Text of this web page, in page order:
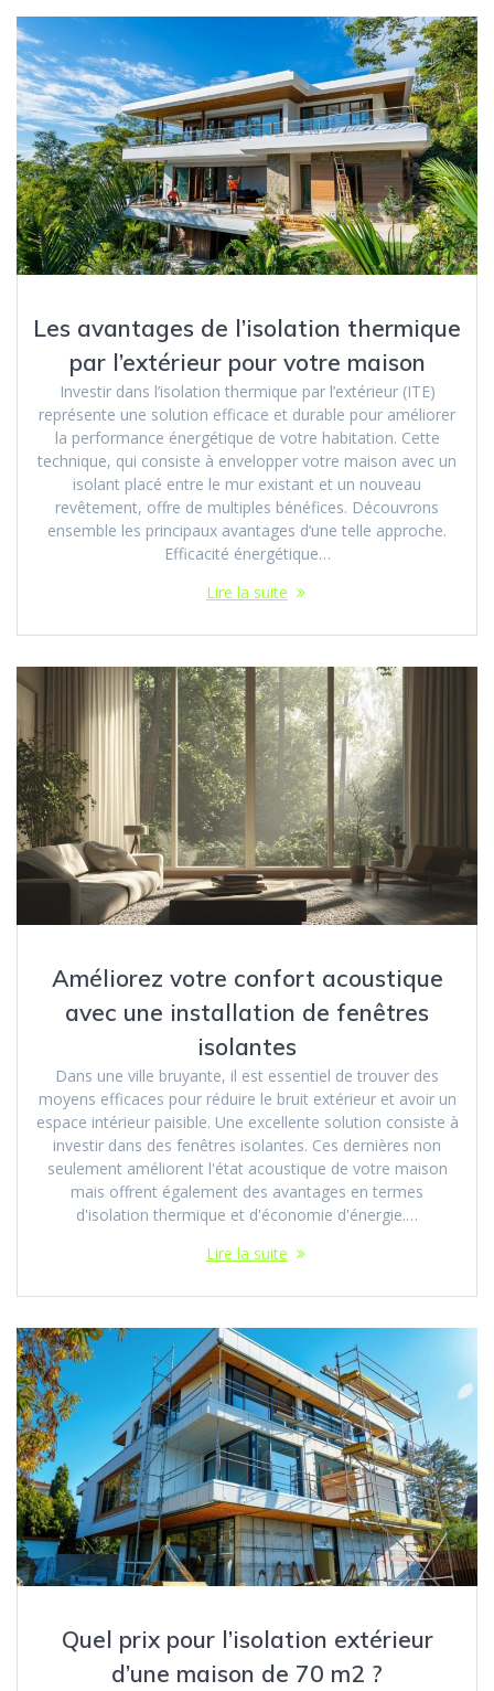
Les avantages de l’isolation thermique
par l’extérieur pour votre maison
Investir dans l’isolation thermique par l’extérieur (ITE)
représente une solution efficace et durable pour améliorer
la performance énergétique de votre habitation. Cette
technique, qui consiste à envelopper votre maison avec un
isolant placé entre le mur existant et un nouveau
revêtement, offre de multiples bénéfices. Découvrons
ensemble les principaux avantages d’une telle approche.
Efficacité énergétique…
Lire la suite
Améliorez votre confort acoustique
avec une installation de fenêtres
isolantes
Dans une ville bruyante, il est essentiel de trouver des
moyens efficaces pour réduire le bruit extérieur et avoir un
espace intérieur paisible. Une excellente solution consiste à
investir dans des fenêtres isolantes. Ces dernières non
seulement améliorent l'état acoustique de votre maison
mais offrent également des avantages en termes
d'isolation thermique et d'économie d'énergie.…
Lire la suite
Quel prix pour l’isolation extérieur
d’une maison de 70 m2 ?